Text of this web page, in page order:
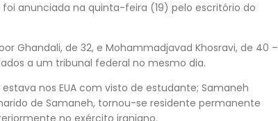
foi anunciada na quinta-feira (19) pelo escritório do
Ghandali, de 32, e Mohammadjavad Khosravi, de 40 –
a um tribunal federal no mesmo dia.
nos EUA com visto de estudante; Samaneh
de Samaneh, tornou-se residente permanente
no exército iraniano.